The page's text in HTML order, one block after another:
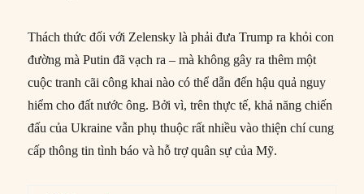
Thách thức đối với Zelensky là phải đưa Trump ra khỏi con
đường mà Putin đã vạch ra – mà không gây ra thêm một
cuộc tranh cãi công khai nào có thể dẫn đến hậu quả nguy
hiểm cho đất nước ông. Bởi vì, trên thực tế, khả năng chiến
đấu của Ukraine vẫn phụ thuộc rất nhiều vào thiện chí cung
cấp thông tin tình báo và hỗ trợ quân sự của Mỹ.